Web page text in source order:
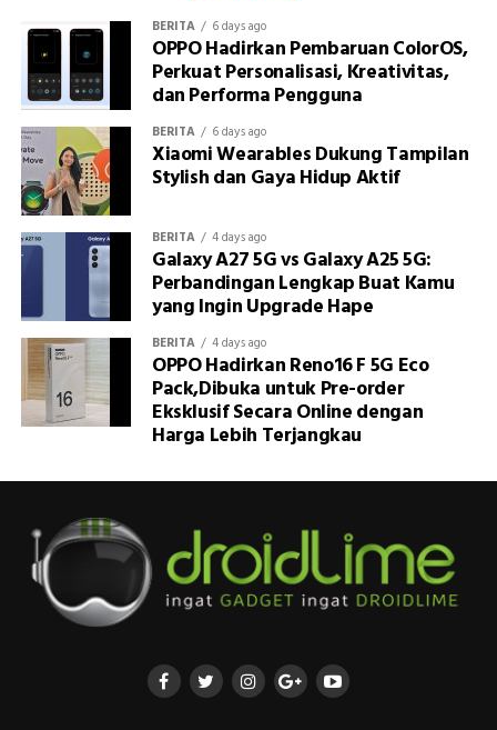
BERITA 6 days ago
OPPO Hadirkan Pembaruan ColorOS,
Perkuat Personalisasi, Kreativitas,
dan Performa Pengguna
BERITA 6 days ago
Xiaomi Wearables Dukung Tampilan
Stylish dan Gaya Hidup Aktif
BERITA 4 days ago
Galaxy A27 5G vs Galaxy A25 5G:
Perbandingan Lengkap Buat Kamu
yang Ingin Upgrade Hape
BERITA 4 days ago
OPPO Hadirkan Reno16 F 5G Eco
Pack,Dibuka untuk Pre-order
Eksklusif Secara Online dengan
Harga Lebih Terjangkau